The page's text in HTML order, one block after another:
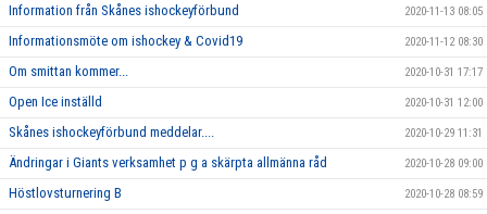
Information från Skånes ishockeyförbund 2020-11-13 08:05
Informationsmöte om ishockey & Covid19 2020-11-12 08:30
Om smittan kommer... 2020-10-31 17:17
Open Ice inställd 2020-10-31 12:00
Skånes ishockeyförbund meddelar.... 2020-10-29 11:31
Ändringar i Giants verksamhet p g a skärpta allmänna råd 2020-10-28 09:00
Höstlovsturnering B 2020-10-28 08:59